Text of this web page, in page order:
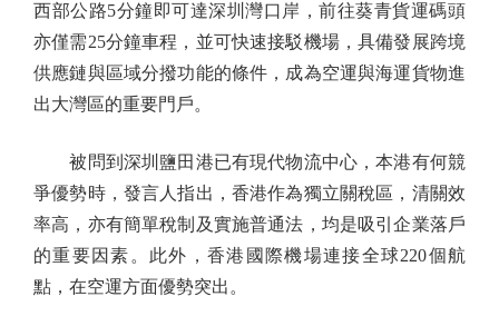
西部公路5分鐘即可達深圳灣口岸，前往葵青貨運碼頭
亦僅需25分鐘車程，並可快速接駁機場，具備發展跨境
供應鏈與區域分撥功能的條件，成為空運與海運貨物進
出大灣區的重要門戶。
被問到深圳鹽田港已有現代物流中心，本港有何競
爭優勢時，發言人指出，香港作為獨立關稅區，清關效
率高，亦有簡單稅制及實施普通法，均是吸引企業落戶
的重要因素。此外，香港國際機場連接全球220個航
點，在空運方面優勢突出。